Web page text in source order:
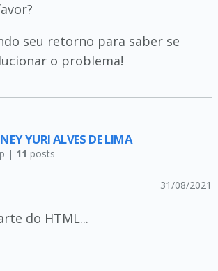
seu retorno para saber se
o problema!
YURI ALVES DE LIMA
| 11 posts
31/08/2021
do HTML...